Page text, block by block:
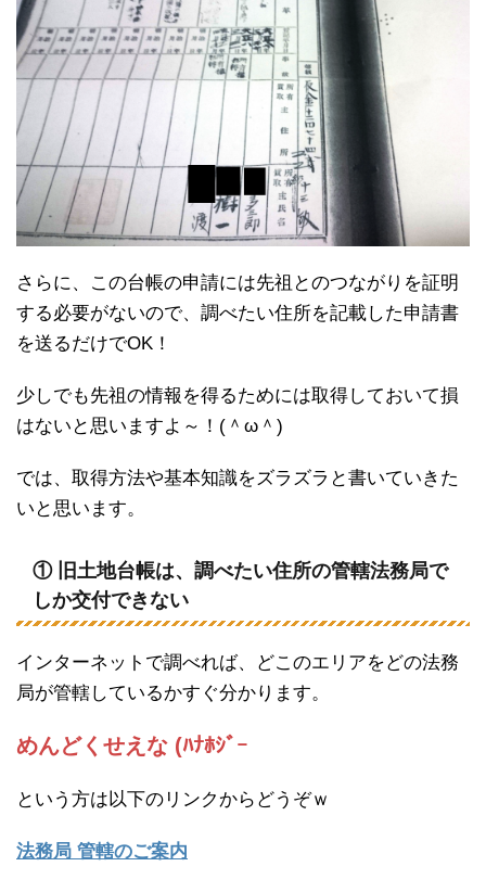
さらに、この台帳の申請には先祖とのつながりを証明
する必要がないので、調べたい住所を記載した申請書
を送るだけでOK！
少しでも先祖の情報を得るためには取得しておいて損
はないと思いますよ～！(＾ω＾)
では、取得方法や基本知識をズラズラと書いていきた
いと思います。
① 旧土地台帳は、調べたい住所の管轄法務局で
しか交付できない
インターネットで調べれば、どこのエリアをどの法務
局が管轄しているかすぐ分かります。
めんどくせえな (ﾊﾅﾎｼﾞｰ
という方は以下のリンクからどうぞｗ
法務局 管轄のご案内